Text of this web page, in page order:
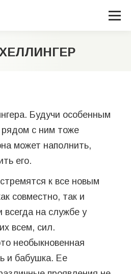
Будучи особенным
с ним тоже
может наполнить,
его.
к все новым
совместно, так и
на службе у
всем, сил.
необыкновенная
и бабушка. Ее